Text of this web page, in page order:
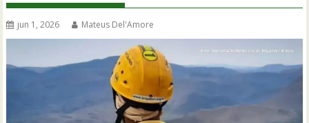
jun 1, 2026 Mateus Del'Amore